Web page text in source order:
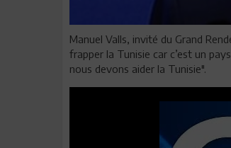
Manuel Valls, invité du Grand
frapper la Tunisie car c’est un
nous devons aider la Tunisie".